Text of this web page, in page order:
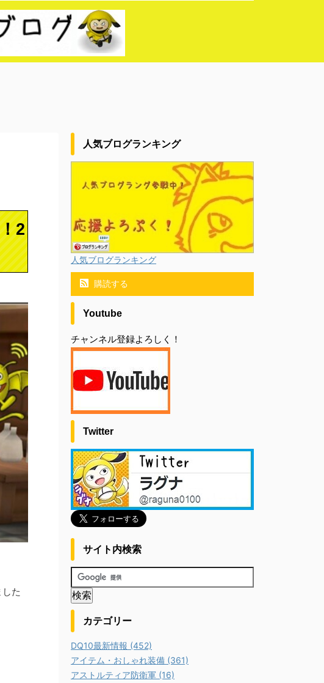
2
した
人気ブログランキング
人気ブログランキング
購読する
Youtube
チャンネル登録よろしく！
Twitter
サイト内検索
カテゴリー
DQ10最新情報 (452)
アイテム・おしゃれ装備 (361)
アストルティア防衛軍 (16)